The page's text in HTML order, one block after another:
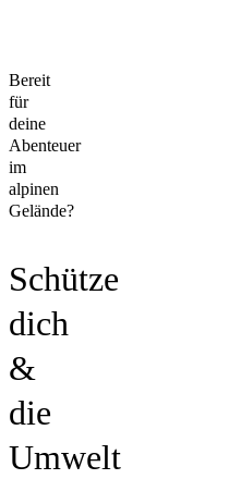
Bereit
für
deine
Abenteuer
im
alpinen
Gelände?
Schütze
dich
&
die
Umwelt